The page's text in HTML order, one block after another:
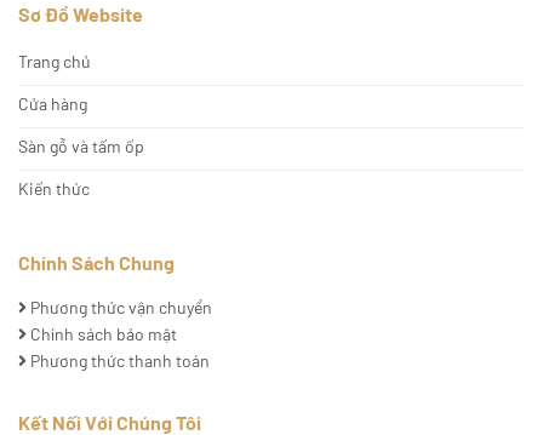
Sơ Đồ Website
Trang chủ
Cửa hàng
Sàn gỗ và tấm ốp
Kiến thức
Chính Sách Chung
Phương thức vận chuyển
Chính sách bảo mật
Phương thức thanh toán
Kết Nối Với Chúng Tôi